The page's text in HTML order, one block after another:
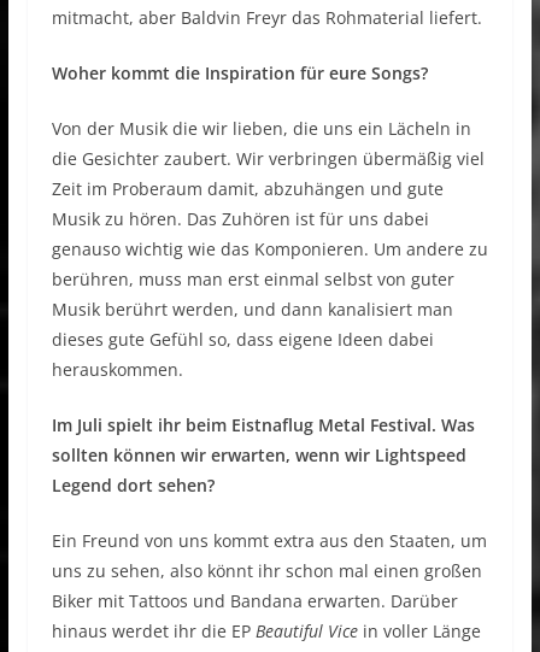
mitmacht, aber Baldvin Freyr das Rohmaterial liefert.
Woher kommt die Inspiration für eure Songs?
Von der Musik die wir lieben, die uns ein Lächeln in
die Gesichter zaubert. Wir verbringen übermäßig viel
Zeit im Proberaum damit, abzuhängen und gute
Musik zu hören. Das Zuhören ist für uns dabei
genauso wichtig wie das Komponieren. Um andere zu
berühren, muss man erst einmal selbst von guter
Musik berührt werden, und dann kanalisiert man
dieses gute Gefühl so, dass eigene Ideen dabei
herauskommen.
Im Juli spielt ihr beim Eistnaflug Metal Festival. Was
sollten können wir erwarten, wenn wir Lightspeed
Legend dort sehen?
Ein Freund von uns kommt extra aus den Staaten, um
uns zu sehen, also könnt ihr schon mal einen großen
Biker mit Tattoos und Bandana erwarten. Darüber
hinaus werdet ihr die EP Beautiful Vicein voller Länge